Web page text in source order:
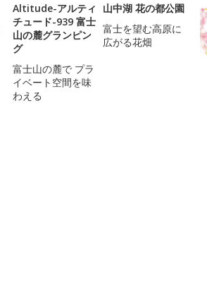
Altitude-アルティ
チュード-939 富士
山の麓グランピン
グ
富士山の麓で プラ
イベート空間を味
わえる
山中湖 花の都公園
富士を望む高原に
広がる花畑